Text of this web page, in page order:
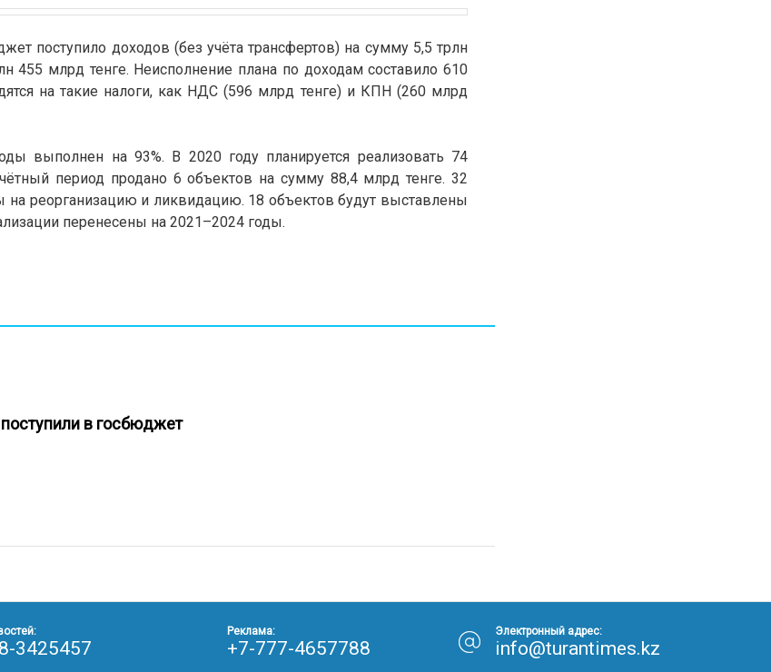
поступило доходов (без учёта трансфертов) на сумму 5,5 трлн
455 млрд тенге. Неисполнение плана по доходам составило 610
на такие налоги, как НДС (596 млрд тенге) и КПН (260 млрд
выполнен на 93%. В 2020 году планируется реализовать 74
период продано 6 объектов на сумму 88,4 млрд тенге. 32
на реорганизацию и ликвидацию. 18 объектов будут выставлены
перенесены на 2021–2024 годы.
в госбюджет
3425457
Реклама:
+7-777-4657788
Электронный адрес:
info@turantimes.kz